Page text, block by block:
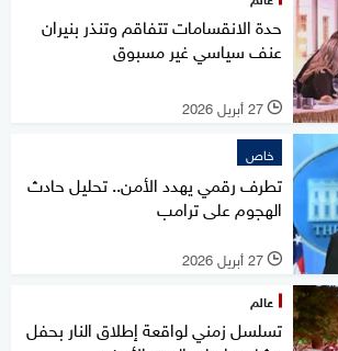
حدة الانقسامات تتفاقم وتنذر بنيران
عنف سياسي غير مسبوق
l 27 أبريل 2026
خاص
تطرف رقمي يهدد الأمن.. تحليل حادث
الهجوم على ترامب
l 27 أبريل 2026
عالم
تسلسل زمني لواقعة إطلاق النار بحفل